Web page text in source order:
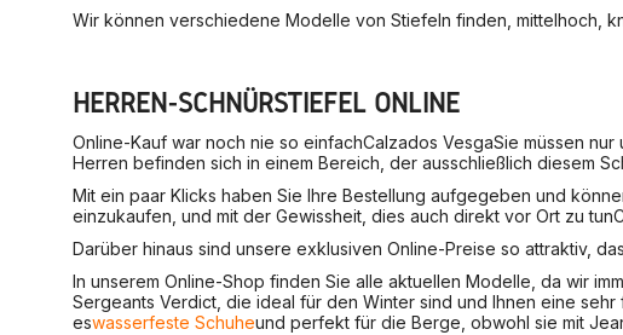
Wir können verschiedene Modelle von Stiefeln finden, mittelhoch,
HERREN-SCHNÜRSTIEFEL ONLINE
Online-Kauf war noch nie so einfachCalzados VesgaSie müssen
Herren befinden sich in einem Bereich, der ausschließlich diesem
Mit ein paar Klicks haben Sie Ihre Bestellung aufgegeben und
einzukaufen, und mit der Gewissheit, dies auch direkt vor Ort zu tun
Darüber hinaus sind unsere exklusiven Online-Preise so attraktiv,
In unserem Online-Shop finden Sie alle aktuellen Modelle, da wir
Sergeants Verdict, die ideal für den Winter sind und Ihnen eine
eswasserfeste Schuheund perfekt für die Berge, obwohl sie mit